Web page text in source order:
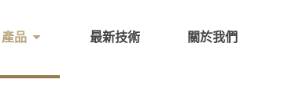
產品 最新技術 關於我們